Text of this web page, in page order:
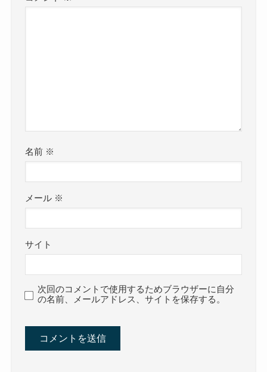
名前 ※
メール ※
サイト
次回のコメントで使用するためブラウザーに自分
の名前、メールアドレス、サイトを保存する。